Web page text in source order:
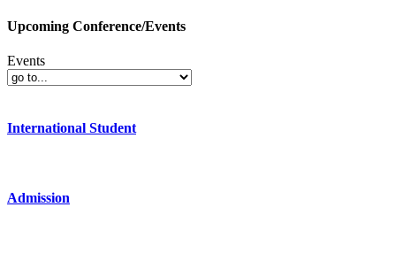
Upcoming Conference/Events
Events
International Student
Admission